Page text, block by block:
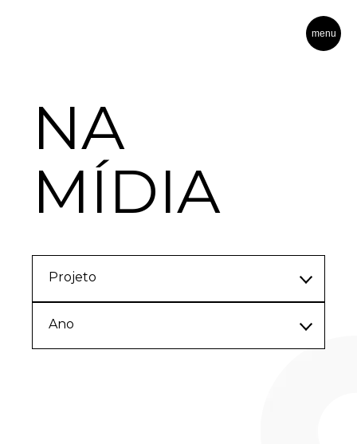
menu
NA
MÍDIA
Projeto
Ano